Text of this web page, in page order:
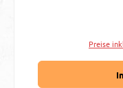
Preise